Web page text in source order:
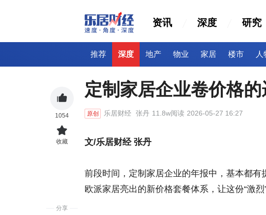
资讯 深度 研究
推荐 深度 地产 物业 家居 楼市 人
定制家居企业卷价格的
原创 乐居财经 张丹 11.8w阅读 2026-05-27 16:27
文/乐居财经 张丹
前段时间，定制家居企业的年报中，基本都有
欧派家居亮出的新价格套餐体系，让这份“激烈
1054
收藏
分享